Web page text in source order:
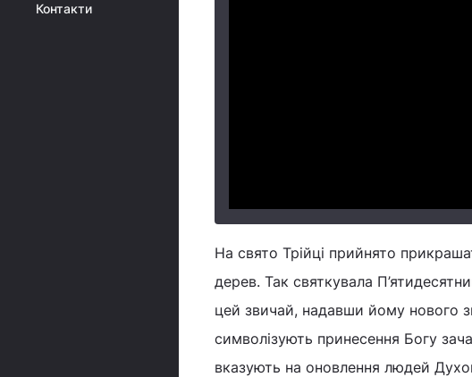
Контакти
На свято Трійці прийнято
дерев. Так святкувала
цей звичай, надавши йому нового
символізують принесення Богу
вказують на оновлення людей